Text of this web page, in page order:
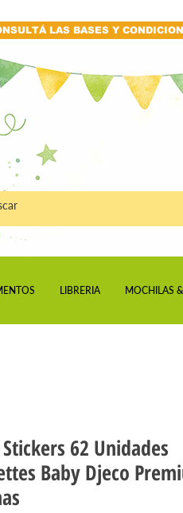
LAS BASES Y
LIBRERIA MOCHILAS
62 Unidades
Baby Djeco